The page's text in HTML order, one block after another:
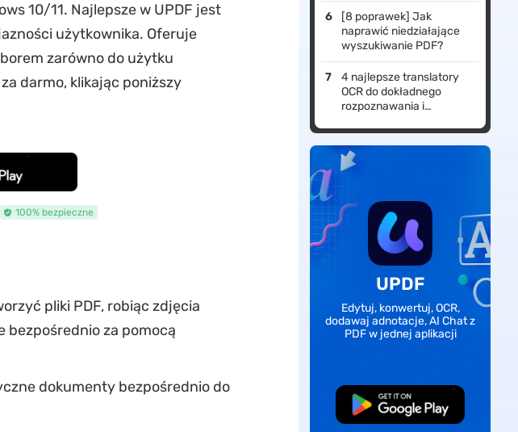
10/11. Najlepsze w UPDF jest
użytkownika. Oferuje
zarówno do użytku
darmo, klikając poniższy
100% bezpieczne
pliki PDF, robiąc zdjęcia
bezpośrednio za pomocą
dokumenty bezpośrednio do
[8 poprawek] Jak
naprawić niedziałające
wyszukiwanie PDF?
4 najlepsze translatory
OCR do dokładnego
rozpoznawania i
UPDF
Edytuj, konwertuj, OCR,
dodawaj adnotacje, AI Chat z
PDF w jednej aplikacji
Pobierz za darmo